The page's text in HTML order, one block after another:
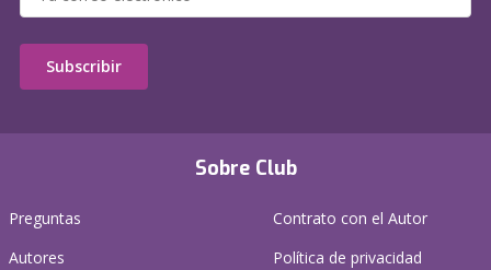
Sobre Club
Preguntas
Autores
Contrato con el Autor
Política de privacidad
Subscribir